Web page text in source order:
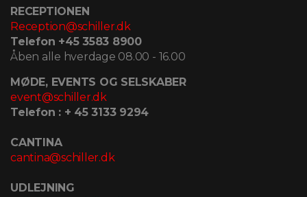
RECEPTIONEN
Reception@schiller.dk
Telefon +45 3583 8900
Åben alle hverdage 08.00 - 16.00
MØDE, EVENTS OG SELSKABER
event@schiller.dk
Telefon : + 45 3133 9294
CANTINA
cantina@schiller.dk
UDLEJNING